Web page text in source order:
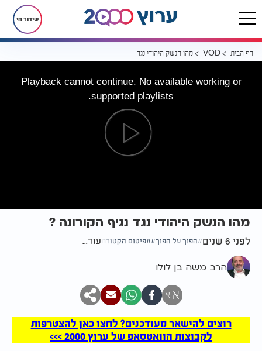
שידור חי
דף הבית VOD מהו הנשק היהודי נגד נגיף הקורונה ?
Playback cannot continue. No available working or
supported playlists.
מהו הנשק היהודי נגד נגיף הקורונה ?
לפני 6 שנים הפוך על הפוך פיטום הקטורת עוד...
הרב משה בן לולו
א א
רוצים להישאר מעודכנים? לחצו כאן להצטרפות
לקבוצות הוואטסאפ של ערוץ 2000 >>>